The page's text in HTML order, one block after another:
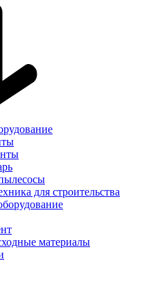
для строительства
материалы